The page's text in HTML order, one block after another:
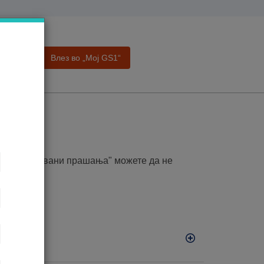
Влез во „Moj GS1“
поставувани прашања" можете да не